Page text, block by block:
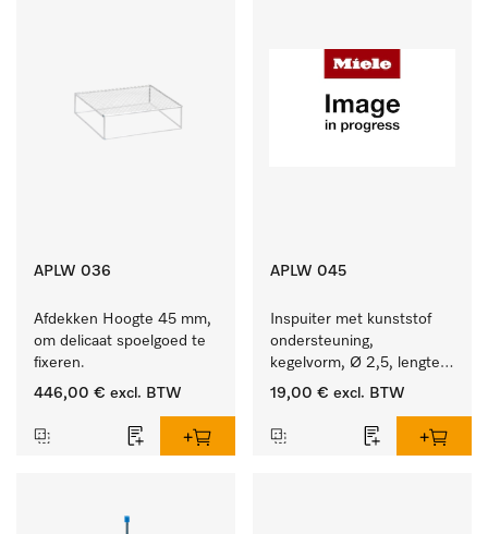
APLW 036
Afdekken Hoogte 45 mm,
om delicaat spoelgoed te
fixeren.
446,00 € excl. BTW
APLW 045
Inspuiter met kunststof
ondersteuning,
kegelvorm, Ø 2,5, lengte
80 mm.
19,00 € excl. BTW